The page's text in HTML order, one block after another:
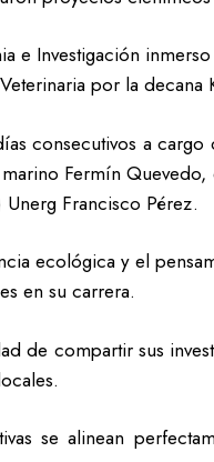
e Investigación
por la decana
consecutivos a
Fermín
Francisco Pérez.
ecológica y el
en su carrera.
de compartir sus
se alinean